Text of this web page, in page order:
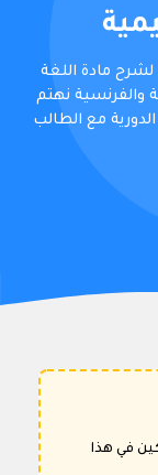
مادة اللغة
والفرنسية نهتم
مع الطالب
في هذا